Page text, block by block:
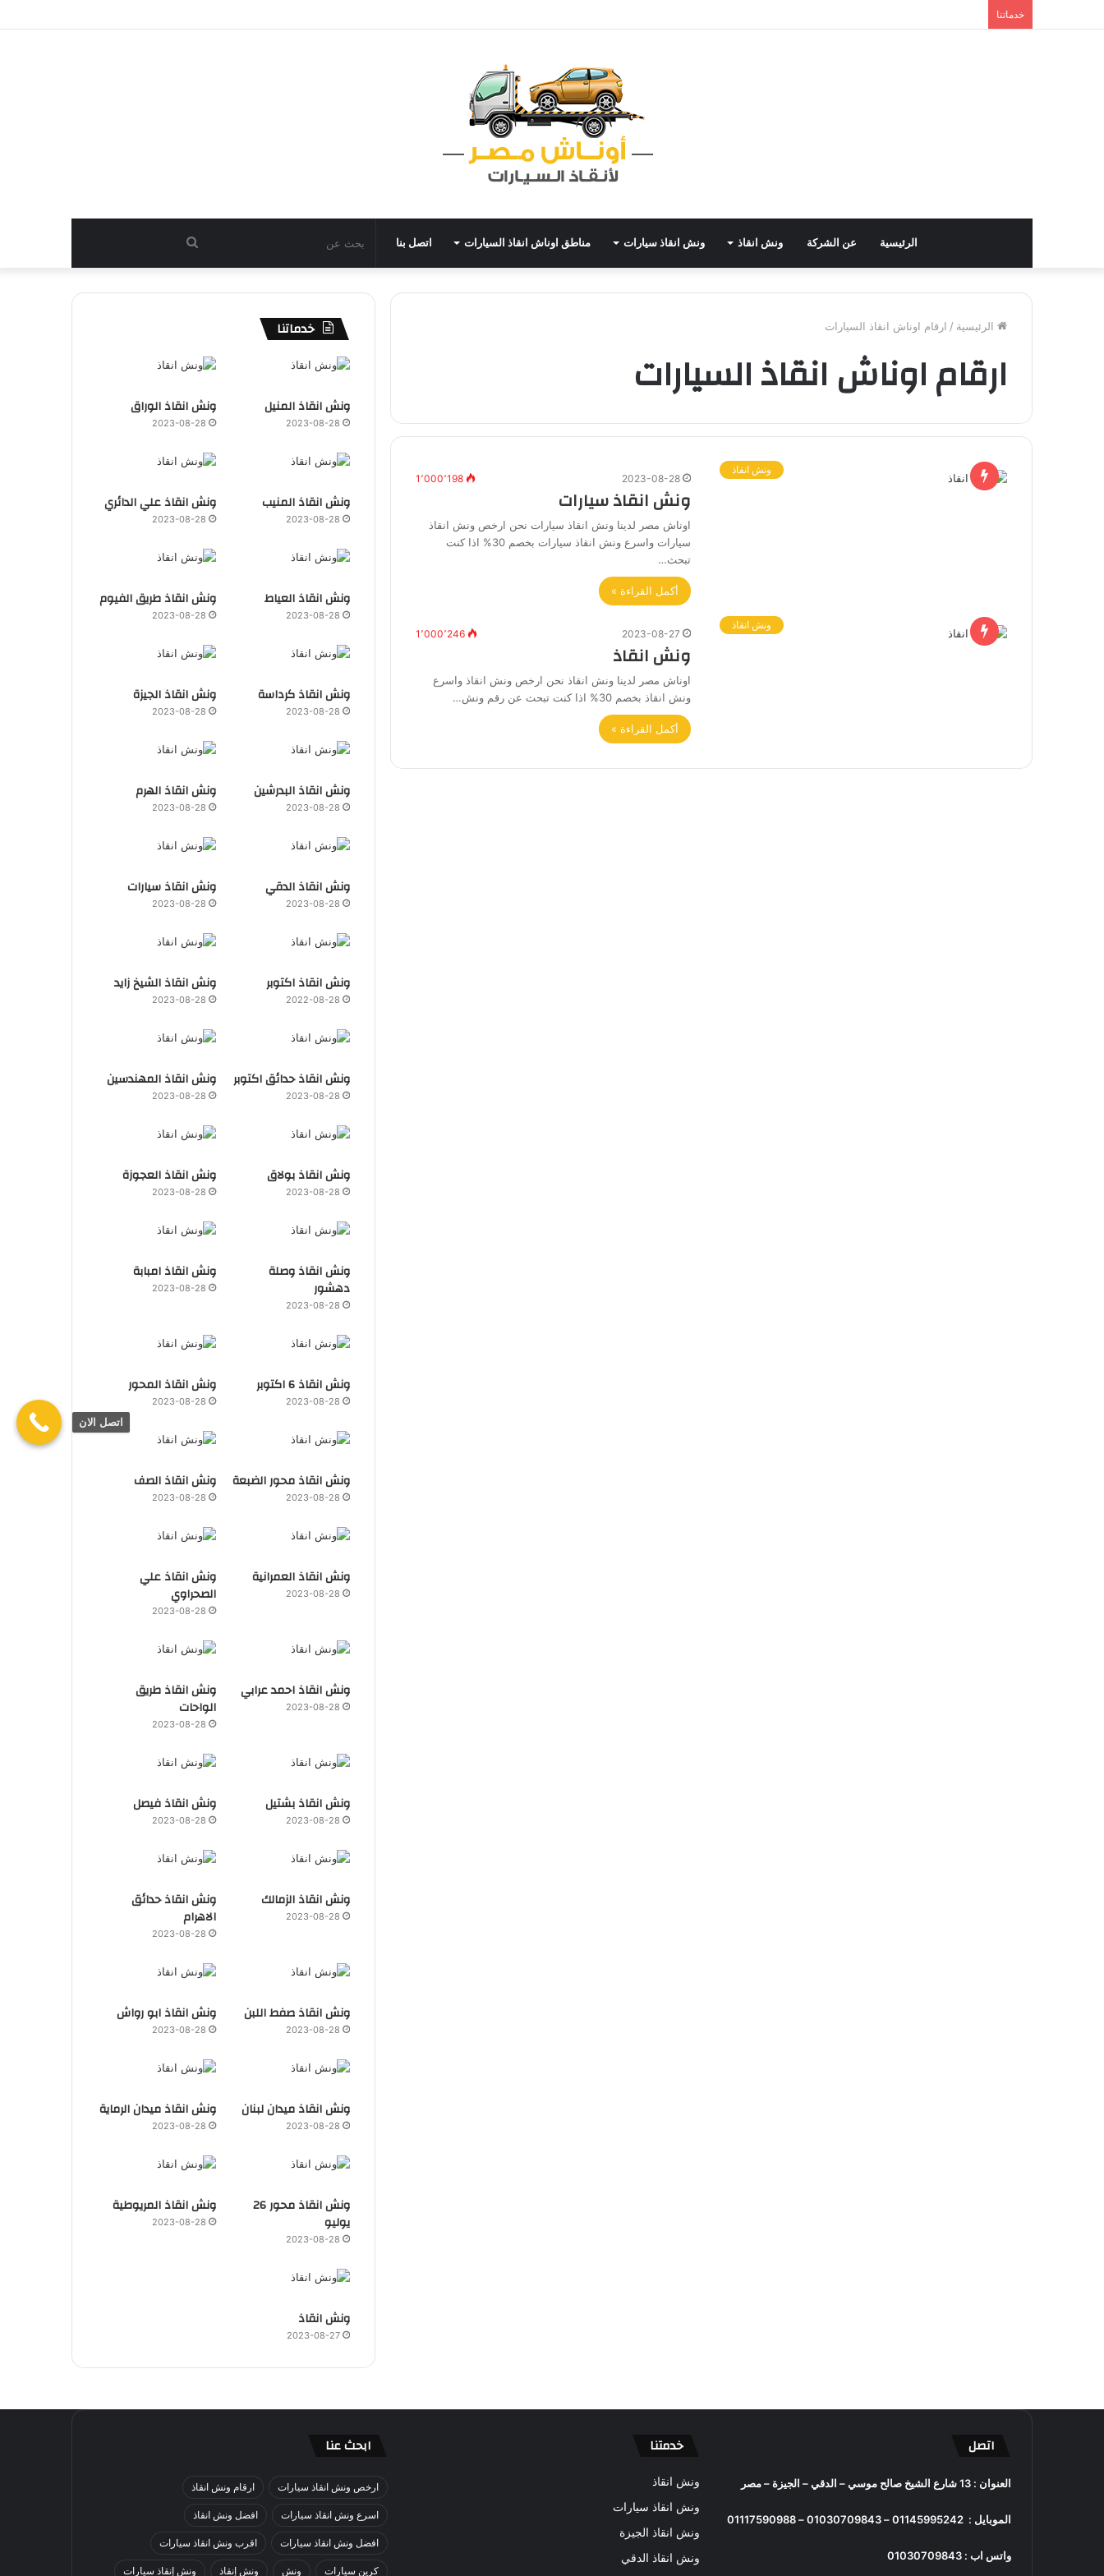
خدماتنا
الرئيسية عن الشركة ونش انقاذ ونش انقاذ سيارات مناطق اوناش انقاذ السيارات اتصل بنا
عن
الرئيسية / ارقام اوناش انقاذ السيارات
ارقام اوناش انقاذ السيارات
ونش انقاذ
2023-08-28 1٬000٬198
ونش انقاذ سيارات
اوناش مصر لدينا ونش انقاذ سيارات نحن ارخص ونش انقاذ
سيارات واسرع ونش انقاذ سيارات بخصم 30% اذا كنت
تبحث…
أكمل القراءة »
ونش انقاذ
2023-08-27 1٬000٬246
ونش انقاذ
اوناش مصر لدينا ونش انقاذ نحن ارخص ونش انقاذ واسرع
ونش انقاذ بخصم 30% اذا كنت تبحث عن رقم ونش…
أكمل القراءة »
خدماتنا
ونش انقاذ المنيل
2023-08-28
ونش انقاذ الوراق
2023-08-28
ونش انقاذ المنيب
2023-08-28
ونش انقاذ علي الدائري
2023-08-28
ونش انقاذ العياط
2023-08-28
ونش انقاذ طريق الفيوم
2023-08-28
ونش انقاذ كرداسة
2023-08-28
ونش انقاذ الجيزة
2023-08-28
ونش انقاذ البدرشين
2023-08-28
ونش انقاذ الهرم
2023-08-28
ونش انقاذ الدقي
2023-08-28
ونش انقاذ سيارات
2023-08-28
ونش انقاذ اكتوبر
2022-08-28
ونش انقاذ الشيخ زايد
2023-08-28
ونش انقاذ حدائق اكتوبر
2023-08-28
ونش انقاذ المهندسين
2023-08-28
ونش انقاذ بولاق
2023-08-28
ونش انقاذ العجوزة
2023-08-28
ونش انقاذ وصلة
دهشور
2023-08-28
ونش انقاذ امبابة
2023-08-28
ونش انقاذ 6 اكتوبر
2023-08-28
ونش انقاذ المحور
2023-08-28
ونش انقاذ محور الضبعة
2023-08-28
ونش انقاذ الصف
2023-08-28
ونش انقاذ العمرانية
2023-08-28
ونش انقاذ علي
الصحراوي
2023-08-28
ونش انقاذ احمد عرابي
2023-08-28
ونش انقاذ طريق
الواحات
2023-08-28
ونش انقاذ بشتيل
2023-08-28
ونش انقاذ فيصل
2023-08-28
ونش انقاذ الزمالك
2023-08-28
ونش انقاذ حدائق
الاهرام
2023-08-28
ونش انقاذ صفط اللبن
2023-08-28
ونش انقاذ ابو رواش
2023-08-28
ونش انقاذ ميدان لبنان
2023-08-28
ونش انقاذ ميدان الرماية
2023-08-28
ونش انقاذ محور 26
يوليو
2023-08-28
ونش انقاذ المريوطية
2023-08-28
ونش انقاذ
2023-08-27
اتصل
العنوان : 13 شارع الشيخ صالح موسي – الدقي – الجيزة – مصر
الموبايل : 01145995242
–
01030709843
–
01117590988
واتس اب : 01030709843
خدمتنا
ونش انقاذ
ونش انقاذ سيارات
ونش انقاذ الجيزة
ونش انقاذ الدقي
ابحث عنا
ارخص ونش انقاذ سيارات ارقام ونش انقاذ
اسرع ونش انقاذ سيارات افضل ونش انقاذ
افضل ونش انقاذ سيارات اقرب ونش انقاذ سيارات
كرين سيارات ونش ونش إنقاذ ونش إنقاذ سيارات
اتصل الان